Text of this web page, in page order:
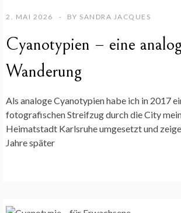
2. MAI 2026 BY SANDRA JACQUES
Cyanotypien – eine
Wanderung
Als analoge Cyanotypien habe ich in 2017
fotografischen Streifzug durch die City
Heimatstadt Karlsruhe umgesetzt und
Jahre später